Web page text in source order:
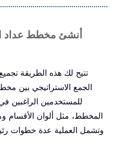
أنشئ مخطط عداد
تتيح لك هذه الطريقة
الجمع الاستراتيجي بين
للمستخدمين الراغبين
المخطط، مثل ألوان الأقسام
وتشمل العملية عدة خطوات